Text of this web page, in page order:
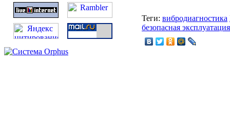
Теги: вибродиагностика
безопасная эксплуатация